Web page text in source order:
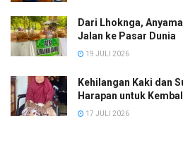
Dari Lhoknga,
Jalan ke Pasar Dunia
19 JULI 2026
Kehilangan Kaki dan
Harapan untuk
17 JULI 2026